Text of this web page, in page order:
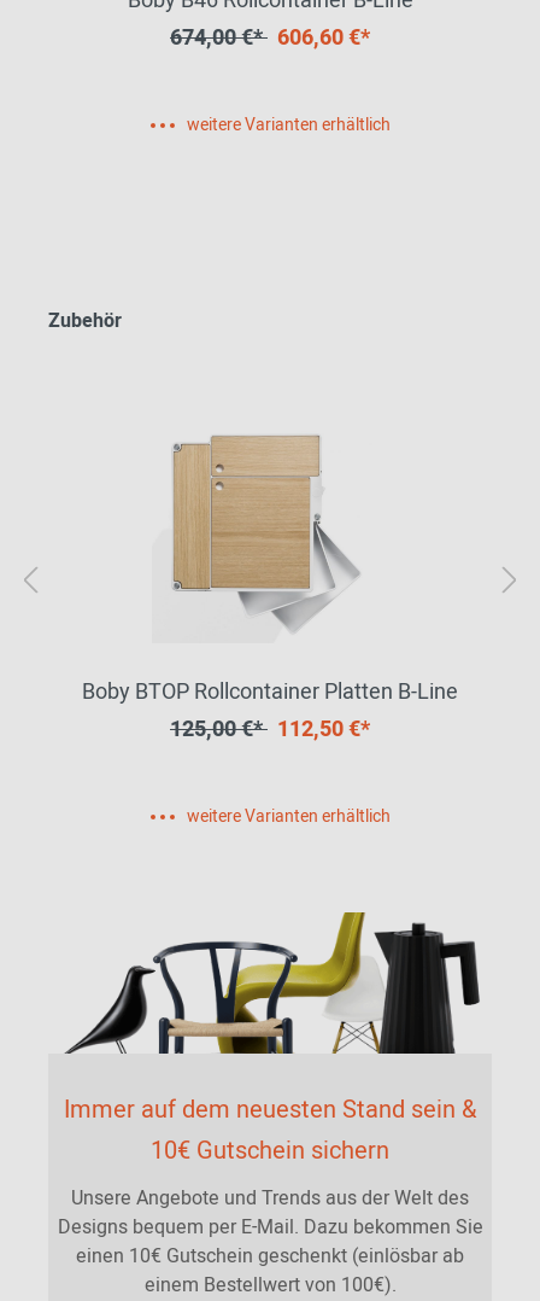
674,00 €* 606,60 €*
weitere Varianten erhältlich
Zubehör
Boby BTOP Rollcontainer Platten B-Line
125,00 €* 112,50 €*
weitere Varianten erhältlich
Immer auf dem neuesten Stand sein &
10€ Gutschein sichern
Unsere Angebote und Trends aus der Welt des
Designs bequem per E-Mail. Dazu bekommen Sie
einen 10€ Gutschein geschenkt (einlösbar ab
einem Bestellwert von 100€).